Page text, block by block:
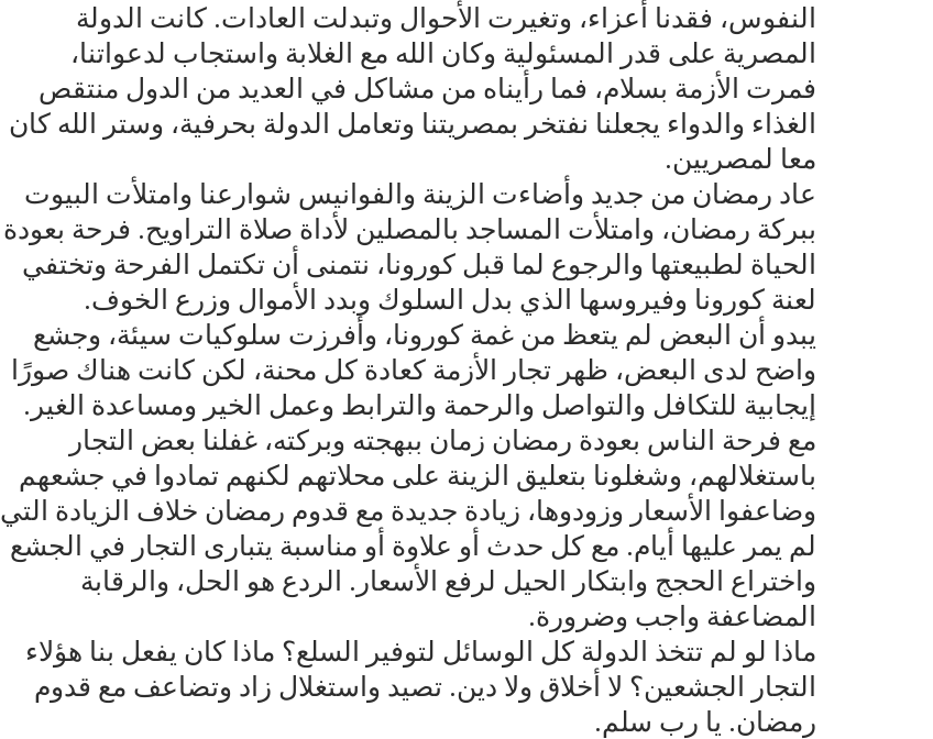
النفوس، فقدنا أعزاء، وتغيرت الأحوال وتبدلت العادات. كانت الدولة
المصرية على قدر المسئولية وكان الله مع الغلابة واستجاب لدعواتنا،
فمرت الأزمة بسلام، فما رأيناه من مشاكل في العديد من الدول منتقص
الغذاء والدواء يجعلنا نفتخر بمصريتنا وتعامل الدولة بحرفية، وستر الله كان
معا لمصريين.
عاد رمضان من جديد وأضاءت الزينة والفوانيس شوارعنا وامتلأت البيوت
ببركة رمضان، وامتلأت المساجد بالمصلين لأداة صلاة التراويح. فرحة بعودة
الحياة لطبيعتها والرجوع لما قبل كورونا، نتمنى أن تكتمل الفرحة وتختفي
لعنة كورونا وفيروسها الذي بدل السلوك وبدد الأموال وزرع الخوف.
يبدو أن البعض لم يتعظ من غمة كورونا، وأفرزت سلوكيات سيئة، وجشع
واضح لدى البعض، ظهر تجار الأزمة كعادة كل محنة، لكن كانت هناك صورًا
إيجابية للتكافل والتواصل والرحمة والترابط وعمل الخير ومساعدة الغير.
مع فرحة الناس بعودة رمضان زمان ببهجته وبركته، غفلنا بعض التجار
باستغلالهم، وشغلونا بتعليق الزينة على محلاتهم لكنهم تمادوا في جشعهم
وضاعفوا الأسعار وزودوها، زيادة جديدة مع قدوم رمضان خلاف الزيادة التي
لم يمر عليها أيام. مع كل حدث أو علاوة أو مناسبة يتبارى التجار في الجشع
واختراع الحجج وابتكار الحيل لرفع الأسعار. الردع هو الحل، والرقابة
المضاعفة واجب وضرورة.
ماذا لو لم تتخذ الدولة كل الوسائل لتوفير السلع؟ ماذا كان يفعل بنا هؤلاء
التجار الجشعين؟ لا أخلاق ولا دين. تصيد واستغلال زاد وتضاعف مع قدوم
رمضان. يا رب سلم.